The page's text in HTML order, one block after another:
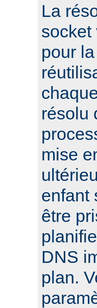
La
socket
pour
résolu
mise
enfant
être
DNS
plan.